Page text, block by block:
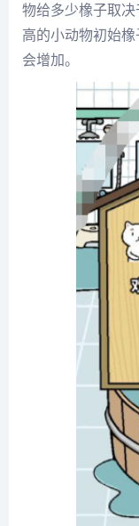
物给多少橡子取
高的小动物初始
会增加。